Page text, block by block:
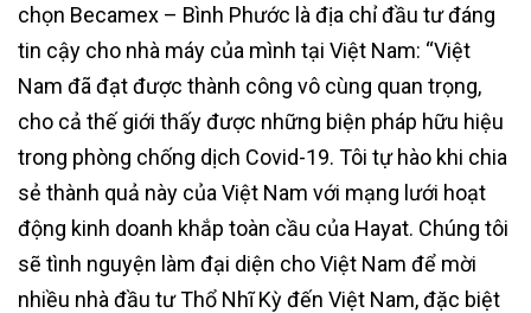
chọn Becamex – Bình Phước là địa chỉ đầu tư đáng
tin cậy cho nhà máy của mình tại Việt Nam: “Việt
Nam đã đạt được thành công vô cùng quan trọng,
cho cả thế giới thấy được những biện pháp hữu hiệu
trong phòng chống dịch Covid-19. Tôi tự hào khi chia
sẻ thành quả này của Việt Nam với mạng lưới hoạt
động kinh doanh khắp toàn cầu của Hayat. Chúng tôi
sẽ tình nguyện làm đại diện cho Việt Nam để mời
nhiều nhà đầu tư Thổ Nhĩ Kỳ đến Việt Nam, đặc biệt